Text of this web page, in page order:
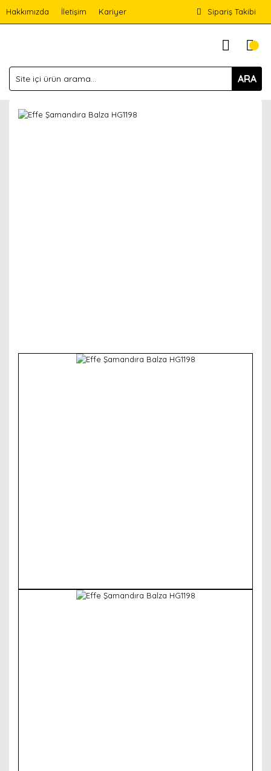
Hakkımızda İletişim Kariyer Sipariş Takibi
ARA